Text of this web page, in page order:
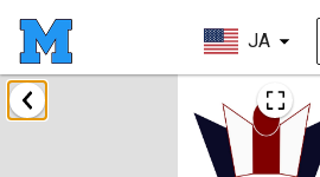
JA
2026年1月
Tournoi de la bonne année